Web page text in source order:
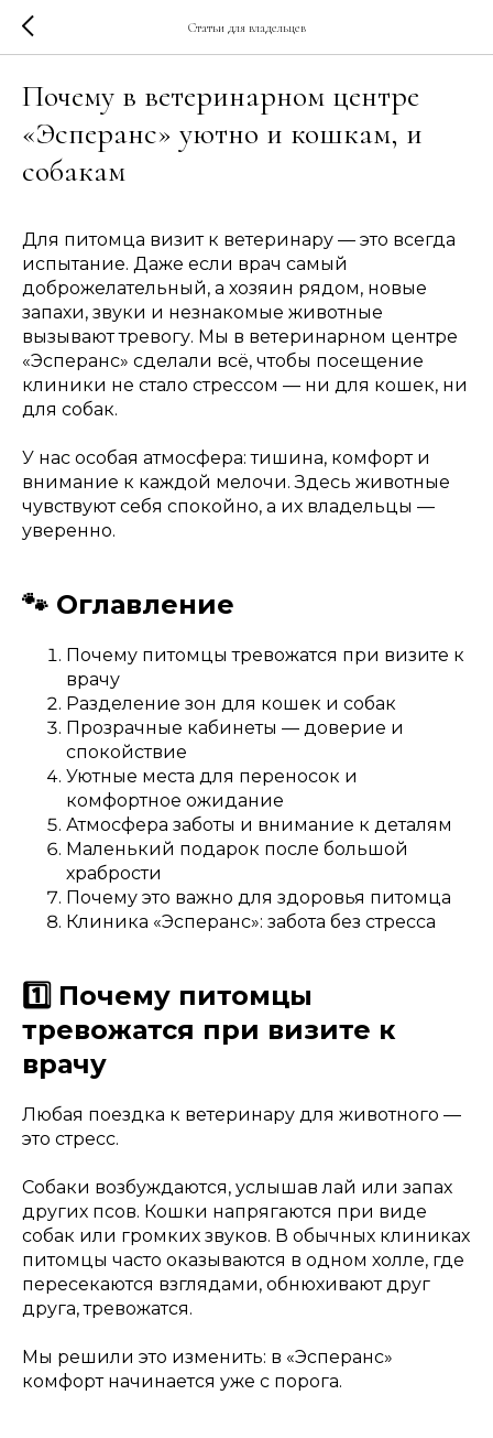
Статьи для владельцев
Почему в ветеринарном центре
«Эсперанс» уютно и кошкам, и
собакам
Для питомца визит к ветеринару — это всегда
испытание. Даже если врач самый
доброжелательный, а хозяин рядом, новые
запахи, звуки и незнакомые животные
вызывают тревогу. Мы в ветеринарном центре
«Эсперанс» сделали всё, чтобы посещение
клиники не стало стрессом — ни для кошек, ни
для собак.
У нас особая атмосфера: тишина, комфорт и
внимание к каждой мелочи. Здесь животные
чувствуют себя спокойно, а их владельцы —
уверенно.
🐾 Оглавление
Почему питомцы тревожатся при визите к
врачу
Разделение зон для кошек и собак
Прозрачные кабинеты — доверие и
спокойствие
Уютные места для переносок и
комфортное ожидание
Атмосфера заботы и внимание к деталям
Маленький подарок после большой
храбрости
Почему это важно для здоровья питомца
Клиника «Эсперанс»: забота без стресса
1️⃣ Почему питомцы
тревожатся при визите к
врачу
Любая поездка к ветеринару для животного —
это стресс.
Собаки возбуждаются, услышав лай или запах
других псов. Кошки напрягаются при виде
собак или громких звуков. В обычных клиниках
питомцы часто оказываются в одном холле, где
пересекаются взглядами, обнюхивают друг
друга, тревожатся.
Мы решили это изменить: в «Эсперанс»
комфорт начинается уже с порога.